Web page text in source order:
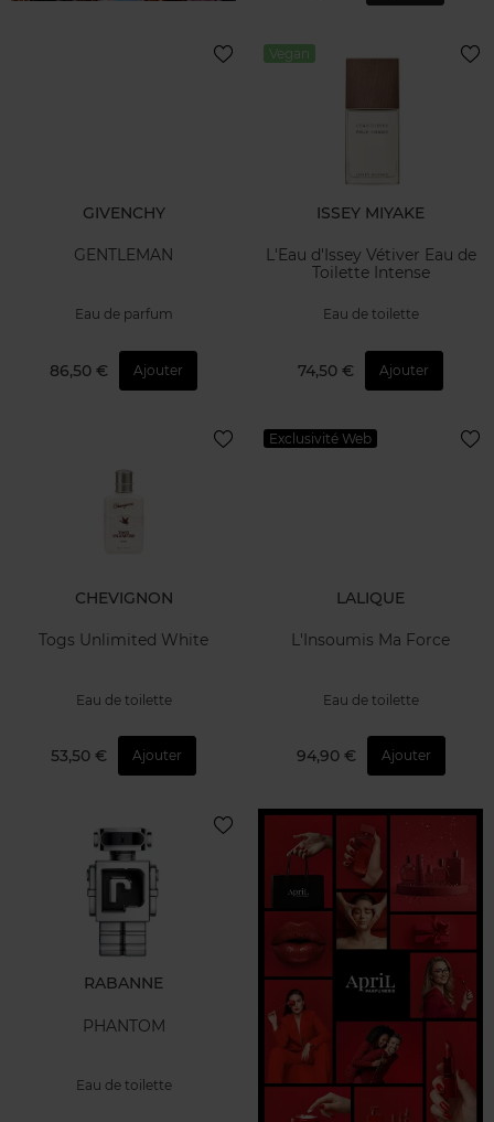
GIVENCHY
GENTLEMAN
Eau de parfum
86,50 € Ajouter
Vegan
ISSEY MIYAKE
L'Eau d'Issey Vétiver Eau de
Toilette Intense
Eau de toilette
74,50 € Ajouter
CHEVIGNON
Togs Unlimited White
Eau de toilette
53,50 € Ajouter
Exclusivité Web
LALIQUE
L'Insoumis Ma Force
Eau de toilette
94,90 € Ajouter
RABANNE
PHANTOM
Eau de toilette